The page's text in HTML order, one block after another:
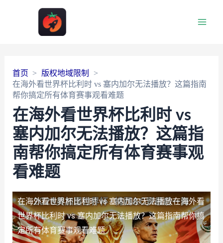
首页
版权地域限制
在海外看世界杯比利时 vs 塞内加尔无法播放？这篇指南
帮你搞定所有体育赛事观看难题
在海外看世界杯比利时 vs
塞内加尔无法播放？这篇指
南帮你搞定所有体育赛事观
看难题
在海外看世界杯比利时 vs 塞内加尔无法播放在海外看
世界杯比利时 vs 塞内加尔无法播放？这篇指南帮你搞
定所有体育赛事观看难题